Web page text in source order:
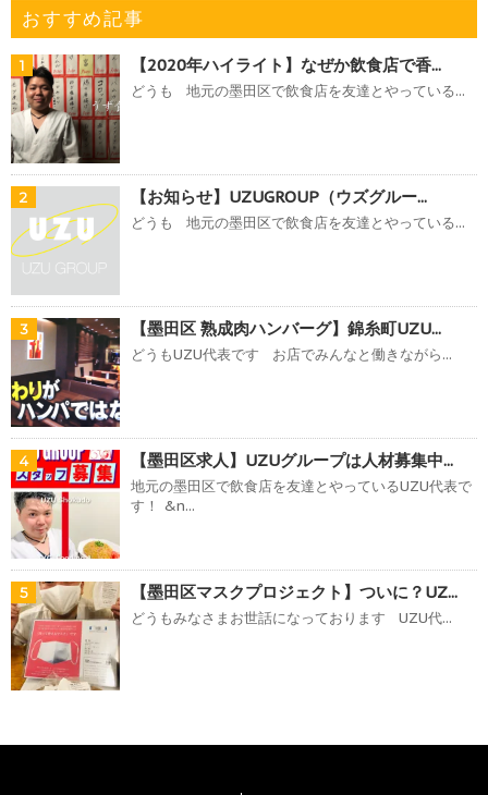
おすすめ記事
1 【2020年ハイライト】なぜか飲食店で香...
どうも 地元の墨田区で飲食店を友達とやっている...
2 【お知らせ】UZUGROUP（ウズグルー...
どうも 地元の墨田区で飲食店を友達とやっている...
3 【墨田区 熟成肉ハンバーグ】錦糸町UZU...
どうもUZU代表です お店でみんなと働きながら...
4 【墨田区求人】UZUグループは人材募集中...
地元の墨田区で飲食店を友達とやっているUZU代表で
す！ &n...
5 【墨田区マスクプロジェクト】ついに？UZ...
どうもみなさまお世話になっております UZU代...